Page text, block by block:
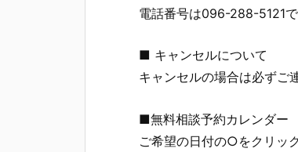
電話番号は096-288-5121で
■ キャンセルについて
キャンセルの場合は必ずご
■無料相談予約カレンダー
ご希望の日付の○をクリッ